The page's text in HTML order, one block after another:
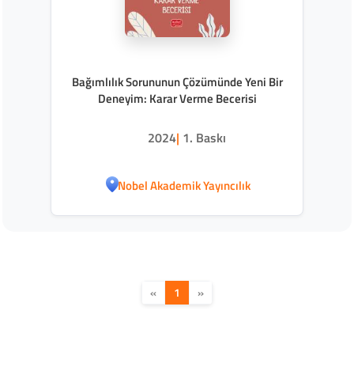
Bağımlılık Sorununun Çözümünde Yeni Bir
Deneyim: Karar Verme Becerisi
2024| 1. Baskı
Nobel Akademik Yayıncılık
« 1 »